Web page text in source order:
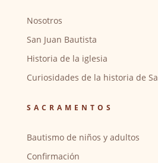
Nosotros
San Juan Bautista
Historia de la iglesia
Curiosidades de la historia de
SACRAMENTOS
Bautismo de niños y adultos
Confirmación